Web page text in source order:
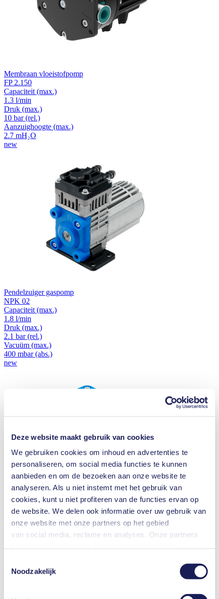
Deze website maakt gebruik van cookies
We gebruiken cookies om inhoud en advertenties te
personaliseren, om social media functies te kunnen
aanbieden en om de bezoeken aan onze website te
analyseren. Als u niet instemt met het gebruik van
cookies, kunt u niet profiteren van de functies ervan op
de website. We delen ook informatie over uw gebruik van
onze website met onze partners op het gebied
van social media, reclame en analyses. Onze partners
verzameld in het kader van uw gebruik van de diensten.
U kunt uw toestemming te allen tijde intrekken door te
klikken op "Cookies" onderaan de website en het vinkje
Noodzakelijk
Membraan vloeistofpomp
FP 2.150
Capaciteit (max.)
1.3 l/min
Druk (max.)
10 bar (rel.)
Aanzuighoogte (max.)
2.7 mH₂O
new
Pendelzuiger gaspomp
NPK 02
Capaciteit (max.)
1.8 l/min
Druk (max.)
2.1 bar (rel.)
Vacuüm (max.)
400 mbar (abs.)
new
Membraan gaspomp
Capaciteit (max.)
2.4 l/min
240 mbar (abs.)